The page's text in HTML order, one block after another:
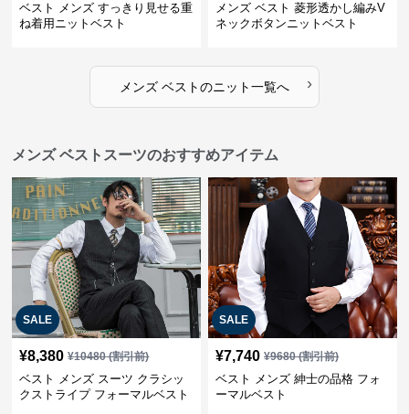
ベスト メンズ すっきり見せる重
ね着用ニットベスト
メンズ ベスト 菱形透かし編みV
ネックボタンニットベスト
メンズ ベストのニット一覧へ ›
メンズ ベストスーツのおすすめアイテム
SALE
¥8,380 ¥10480(割引前)
ベスト メンズ スーツ クラシッ
クストライプ フォーマルベスト
SALE
¥7,740 ¥9680(割引前)
ベスト メンズ 紳士の品格 フォ
ーマルベスト